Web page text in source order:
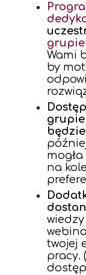
grupie
Wami
by
grupie
na
twojej
pracy.